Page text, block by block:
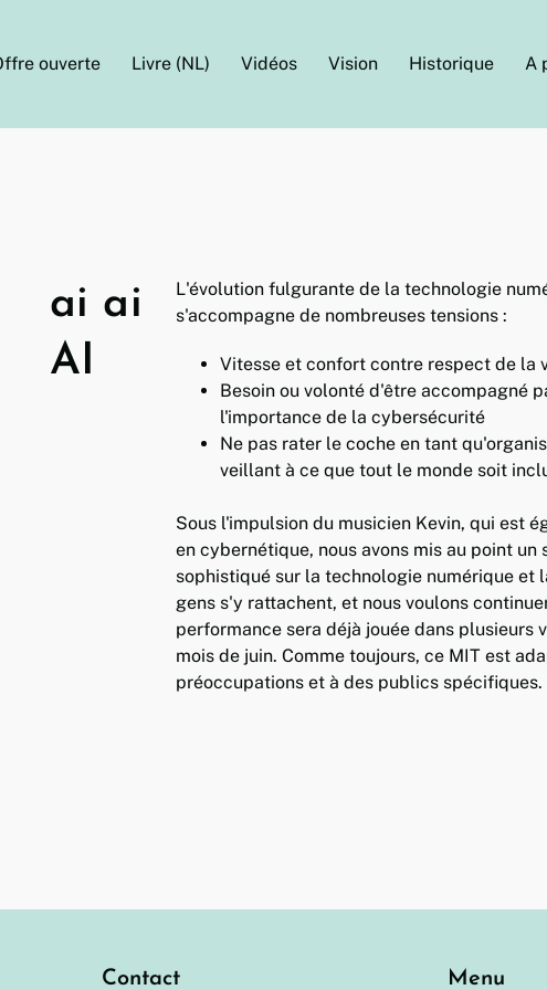
ouverte Livre (NL) Vidéos Vision Historique A
ai ai
AI
L'évolution fulgurante de la technologie
s'accompagne de nombreuses tensions :
Vitesse et confort contre respect de la
Besoin ou volonté d'être accompagné
l'importance de la cybersécurité
Ne pas rater le coche en tant
veillant à ce que tout le monde soit
Sous l'impulsion du musicien Kevin, qui est
en cybernétique, nous avons mis au point un
sophistiqué sur la technologie numérique et
gens s'y rattachent, et nous voulons
performance sera déjà jouée dans plusieurs
mois de juin. Comme toujours, ce MIT est
préoccupations et à des publics spécifiques.
Contact Menu